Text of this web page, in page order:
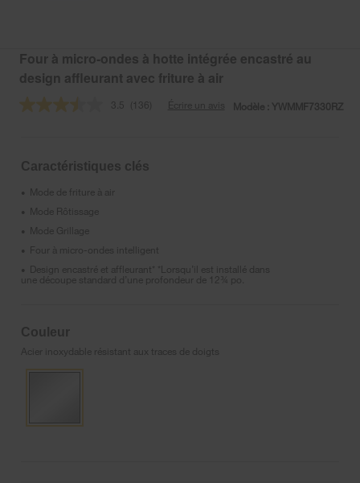
Four à micro-ondes à hotte intégrée encastré au
design affleurant avec friture à air
3.5 Lire
Lien
vers
(136) Écrire un avis Modèle : YWMMF7330RZ
Caractéristiques clés
• Mode de friture à air
• Mode Rôtissage
• Mode Grillage
• Four à micro-ondes intelligent
•
Design encastré et affleurant* *Lorsqu’il est installé dans
une découpe standard d’une profondeur de 12¾ po.
Couleur
Acier inoxydable résistant aux traces de doigts